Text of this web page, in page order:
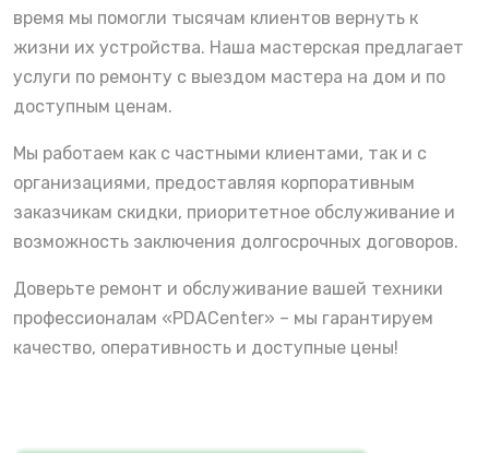
время мы помогли тысячам клиентов вернуть к
жизни их устройства. Наша мастерская предлагает
услуги по ремонту с выездом мастера на дом и по
доступным ценам.
Мы работаем как с частными клиентами, так и с
организациями, предоставляя корпоративным
заказчикам скидки, приоритетное обслуживание и
возможность заключения долгосрочных договоров.
Доверьте ремонт и обслуживание вашей техники
профессионалам «PDACenter» – мы гарантируем
качество, оперативность и доступные цены!